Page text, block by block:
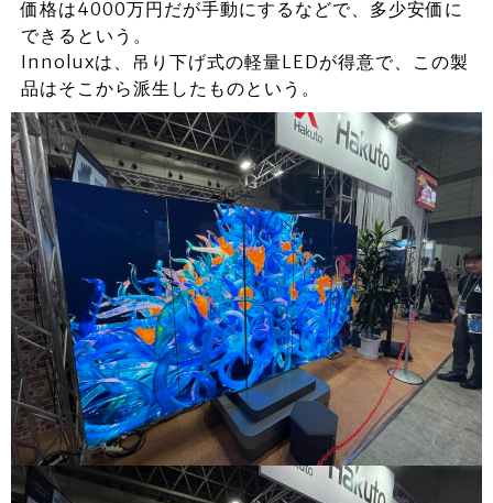
価格は4000万円だが手動にするなどで、多少安価に
できるという。
Innoluxは、吊り下げ式の軽量LEDが得意で、この製
品はそこから派生したものという。